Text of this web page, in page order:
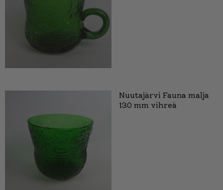
Nuutajärvi Fauna malja
130 mm vihreä